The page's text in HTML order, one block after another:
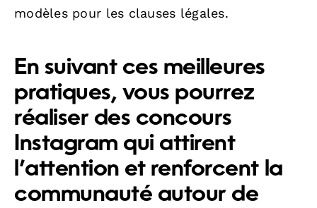
modèles pour les clauses légales.
En suivant ces meilleures
pratiques, vous pourrez
réaliser des concours
Instagram qui attirent
l’attention et renforcent la
communauté autour de